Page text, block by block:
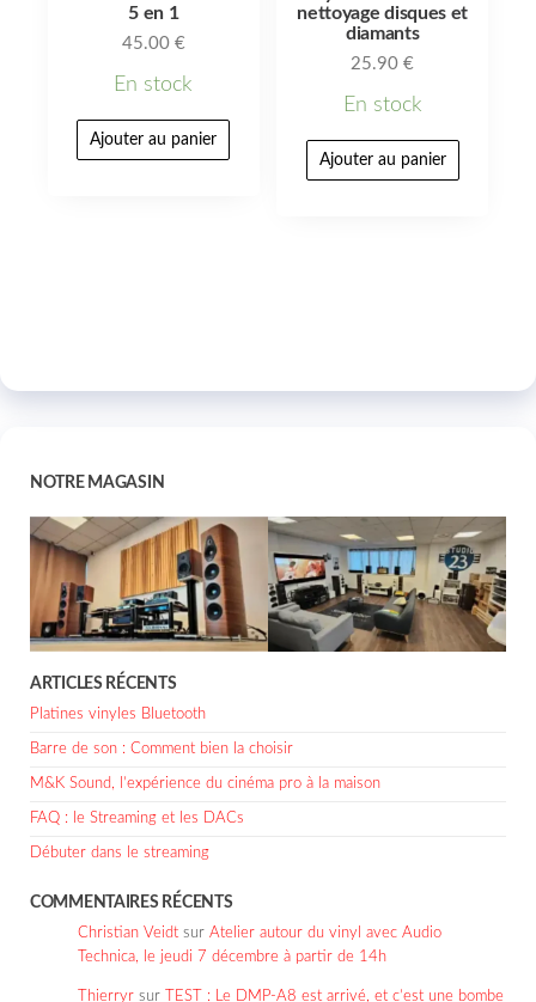
5 en 1
45.00 €
En stock
Ajouter au panier
nettoyage disques et
diamants
25.90€
En stock
Ajouter au panier
NOTRE MAGASIN
ARTICLES RÉCENTS
Platines vinyles Bluetooth
Barre de son : Comment bien la choisir
M&K Sound, l’expérience du cinéma pro à la maison
FAQ : le Streaming et les DACs
Débuter dans le streaming
COMMENTAIRES RÉCENTS
Christian Veidt sur Atelier autour du vinyl avec Audio
Technica, le jeudi 7 décembre à partir de 14h
Thierryr sur
TEST : Le DMP-A8 est arrivé, et c’est une bombe